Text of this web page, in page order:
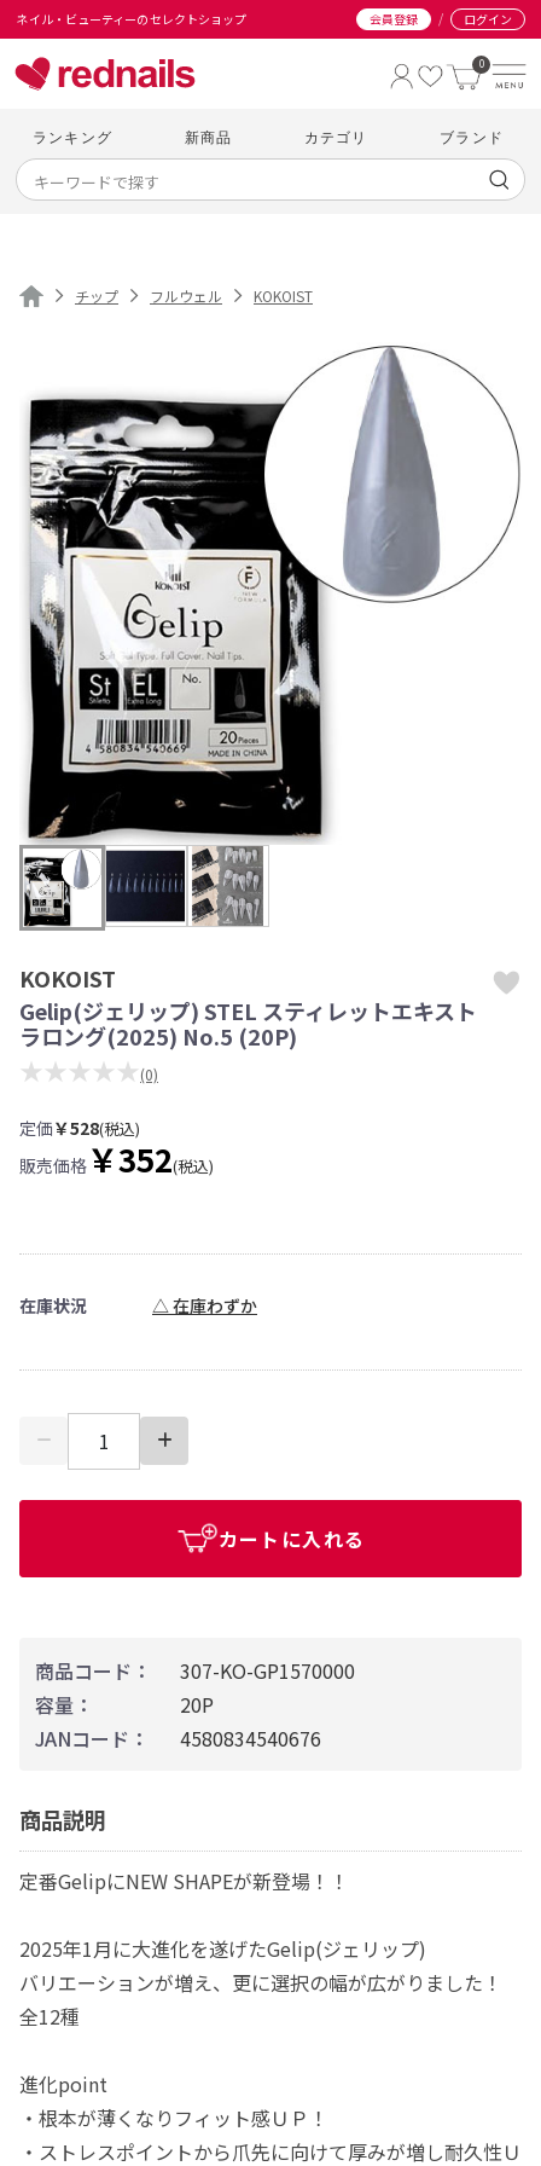
ネイル・ビューティーのセレクトショップ 会員登録 / ログイン
0
ランキング 新商品 カテゴリ ブランド
チップ フルウェル KOKOIST
商品コード：
307-KO-GP1570000
容量：
20P
JANコード：
4580834540676
商品説明
定番GelipにNEW SHAPEが新登場！！
2025年1月に大進化を遂げたGelip(ジェリップ)
バリエーションが増え、更に選択の幅が広がりました！
全12種
進化point
・根本が薄くなりフィット感ＵＰ！
・ストレスポイントから爪先に向けて厚みが増し耐久性Ｕ
KOKOIST
Gelip(ジェリップ) STEL スティレットエキスト
ラロング(2025) No.5 (20P)
★★★★★ (0)
定価￥528(税込)
販売価格 ￥352(税込)
在庫状況 △ 在庫わずか
カートに入れる